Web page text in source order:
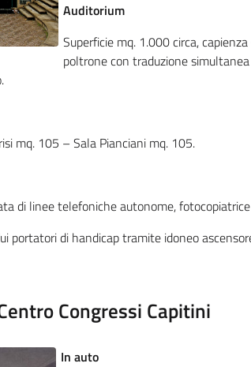
Auditorium
Superficie mq. 1.000 circa,
poltrone con traduzione
mq. 105 – Sala Pianciani mq. 105.
di linee telefoniche autonome,
portatori di handicap tramite idoneo
Congressi Capitini
In auto